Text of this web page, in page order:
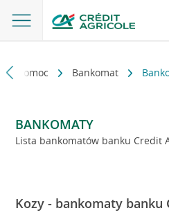
i pomoc Bankomat
BANKOMATY
Lista bankomatów banku Credit
Kozy - bankomaty banku